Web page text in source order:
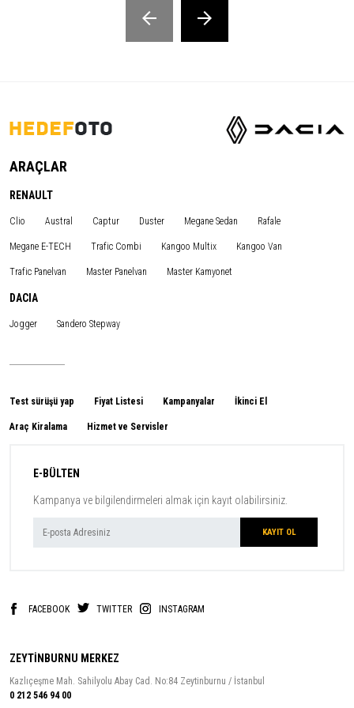
ARAÇLAR
RENAULT
Clio Austral Captur Duster Megane Sedan Rafale
Megane E-TECH Trafic Combi Kangoo Multix Kangoo Van
Trafic Panelvan Master Panelvan Master Kamyonet
DACIA
Jogger Sandero Stepway
Test sürüşü yap Fiyat Listesi Kampanyalar İkinci El
Araç Kiralama Hizmet ve Servisler
E-BÜLTEN
Kampanya ve bilgilendirmeleri almak için kayıt olabilirsiniz.
FACEBOOK TWITTER INSTAGRAM
ZEYTİNBURNU MERKEZ
Kazlıçeşme Mah. Sahilyolu Abay Cad. No:84 Zeytinburnu / İstanbul
0 212 546 94 00